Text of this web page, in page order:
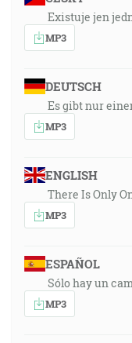
Existuje jen
MP3
DEUTSCH
Es gibt nur
MP3
ENGLISH
There Is Only
MP3
ESPAÑOL
Sólo hay un
MP3